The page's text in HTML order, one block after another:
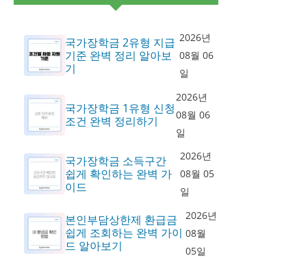
국가장학금 2유형 지급
기준 완벽 정리 알아보
기
2026년
08월 06
일
국가장학금 1유형 신청
조건 완벽 정리하기
2026년
08월 06
일
국가장학금 소득구간
쉽게 확인하는 완벽 가
이드
2026년
08월 05
일
본인부담상한제 환급금
쉽게 조회하는 완벽 가이
드 알아보기
2026년
08월
05일